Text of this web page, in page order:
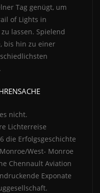
Tag genügt, um
of Lights in
lassen. Spielend
bis hin zu einer
nicht.
Lichterreise
die Erfolgsgeschichte
West- Monroe
Chennault Aviation
Exponate